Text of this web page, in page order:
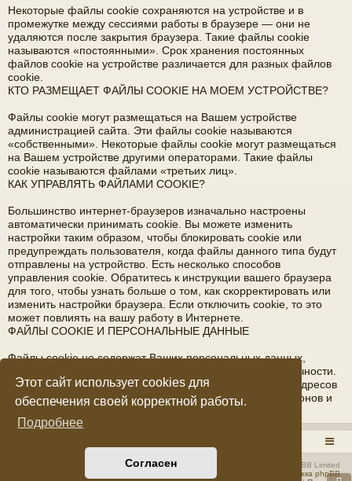
Этот сайт использует cookies для
обеспечения своей корректной работы.
Подробнее
Согласен
Некоторые файлы cookie сохраняются на устройстве и в
промежутке между сессиями работы в браузере — они не
удаляются после закрытия браузера. Такие файлы cookie
называются «постоянными». Срок хранения постоянных
файлов cookie на устройстве различается для разных файлов
cookie.
КТО РАЗМЕЩАЕТ ФАЙЛЫ COOKIE НА МОЕМ УСТРОЙСТВЕ?
Файлы cookie могут размещаться на Вашем устройстве
администрацией сайта. Эти файлы cookie называются
«собственными». Некоторые файлы cookie могут размещаться
на Вашем устройстве другими операторами. Такие файлы
cookie называются файлами «третьих лиц».
КАК УПРАВЛЯТЬ ФАЙЛАМИ COOKIE?
Большинство интернет-браузеров изначально настроены
автоматически принимать cookie. Вы можете изменить
настройки таким образом, чтобы блокировать cookie или
предупреждать пользователя, когда файлы данного типа будут
отправлены на устройство. Есть несколько способов
управления cookie. Обратитесь к инструкции вашего браузера
для того, чтобы узнать больше о том, как скорректировать или
изменить настройки браузера. Если отключить cookie, то это
может повлиять на вашу работу в Интернете.
ФАЙЛЫ COOKIE И ПЕРСОНАЛЬНЫЕ ДАННЫЕ
Файлы cookie не содержат Ваших персональных данных,
благодаря которым возможна идентификация вашей личности.
Файлы cookie не содержат фамилии, имени, отчества, адресов
электронной почты, домашнего адреса, номеров телефонов и
Создано на основе
® Forum Software © phpBB Limited
Русская поддержка phpBB